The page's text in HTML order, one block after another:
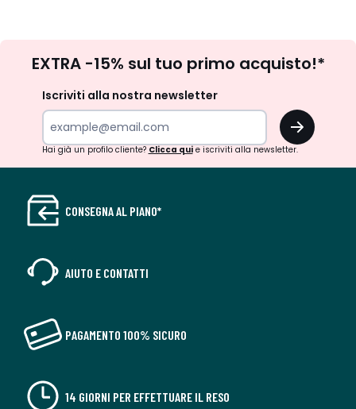
newsletter
EXTRA -15% sul tuo primo acquisto!*
Iscriviti alla nostra newsletter
OK
Hai già un profilo cliente? Clicca quie iscriviti alla newsletter.
CONSEGNA AL PIANO*
AIUTO E CONTATTI
PAGAMENTO 100% SICURO
14 GIORNI PER EFFETTUARE IL RESO